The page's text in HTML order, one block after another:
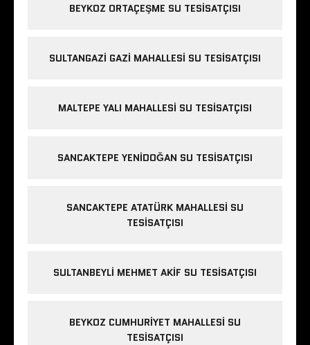
BEYKOZ ORTAÇEŞME SU TESISATÇISI
SULTANGAZI GAZI MAHALLESI SU TESISATÇISI
MALTEPE YALI MAHALLESI SU TESISATÇISI
SANCAKTEPE YENIDOĞAN SU TESISATÇISI
SANCAKTEPE ATATÜRK MAHALLESI SU
TESISATÇISI
SULTANBEYLI MEHMET AKIF SU TESISATÇISI
BEYKOZ CUMHURIYET MAHALLESI SU
TESISATÇISI